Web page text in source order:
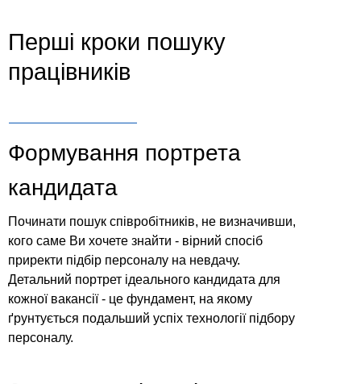
Перші кроки пошуку
працівників
Починати пошук співробітників, не визначивши,
кого саме Ви хочете знайти - вірний спосіб
приректи підбір персоналу на невдачу.
Детальний портрет ідеального кандидата для
кожної вакансії - це фундамент, на якому
ґрунтується подальший успіх технології підбору
персоналу.
Формування портрета
кандидата